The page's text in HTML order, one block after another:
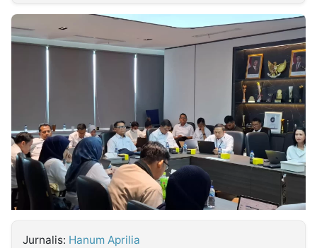
INDONESIA
Partner
Seedbacklink
Follow
Kabarbaru
Jurnalis: Hanum Aprilia